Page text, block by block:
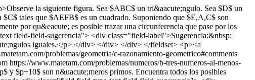
la siguiente figura. Sea $ABC$ un tri&aacute;ngulo. Sea $D$ un
tales que $AEFB$ es un cuadrado. Suponiendo que $E,A,C$ son
por qu&eacute; es posible trazar una circunferencia que pase por los
field-field-sugerencia"> <div class="field-label">Sugerencia:&nbsp;
iguales.</p> </div> </div> </div> </fieldset> <p><a
problemas/geometria/c-razonamiento-geometrico#comments
https://www.matetam.com/problemas/numeros/b-tres-numeros-al-menos-
y $p+10$ son n&uacute;meros primos. Encuentra todos los posibles